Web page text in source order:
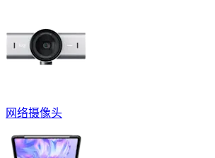
网络摄像头